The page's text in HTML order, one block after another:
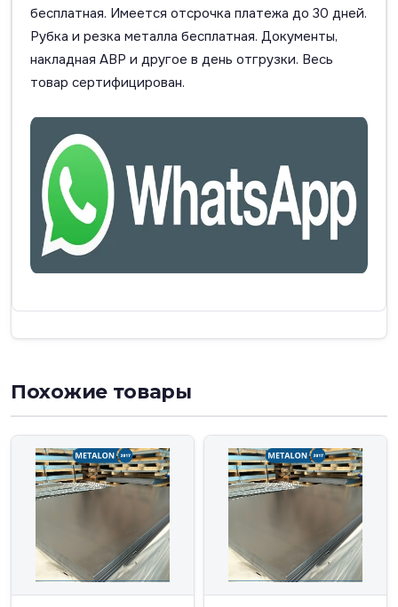
бесплатная. Имеется отсрочка платежа до 30 дней.
Рубка и резка металла бесплатная. Документы,
накладная АВР и другое в день отгрузки. Весь
товар сертифицирован.
Похожие товары